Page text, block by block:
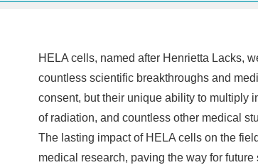
HELA cells, named after Henrietta Lacks,
countless scientific breakthroughs and
consent, but their unique ability to multiply
of radiation, and countless other medical
The lasting impact of HELA cells on the
medical research, paving the way for